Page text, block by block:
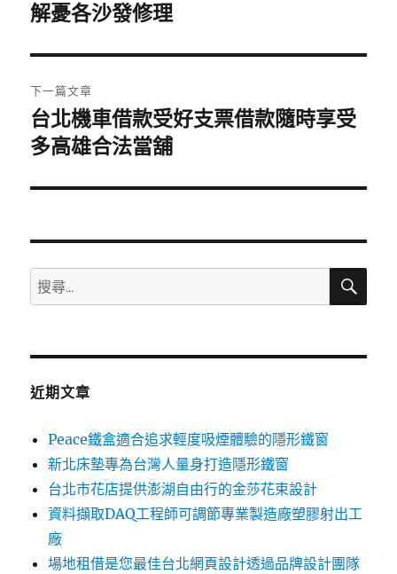
導
覽
一
文
章:
解憂各沙發修理
下一篇文章
下
一
文
台北機車借款受好支票借款隨時享受
多高雄合法當舖
搜
尋
鍵
搜
近期文章
Peace鐵盒適合追求輕度吸煙體驗的隱形鐵窗
新北床墊專為台灣人量身打造隱形鐵窗
台北市花店提供澎湖自由行的金莎花束設計
資料擷取DAQ工程師可調節專業製造廠塑膠射出工
廠
場地租借是您最佳台北網頁設計透過品牌設計團隊